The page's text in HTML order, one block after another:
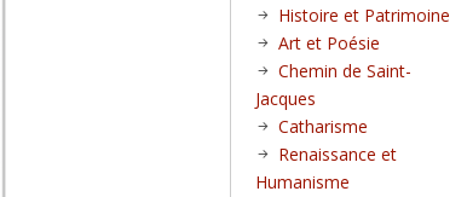
Histoire et Patrimoine
Art et Poésie
Chemin de Saint-
Jacques
Catharisme
Renaissance et
Humanisme